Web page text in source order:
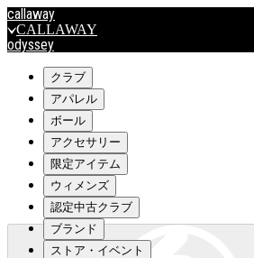
callaway
CALLAWAY
odyssey
travismathew
outlet
OUTLET
キャロウェイアパレルはこちら>>>
クラブ
アパレル
ボール
アクセサリー
限定アイテム
ウィメンズ
認定中古クラブ
ブランド
ストア・イベント